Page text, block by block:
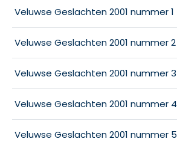
Veluwse Geslachten 2001 nummer 1
Veluwse Geslachten 2001 nummer 2
Veluwse Geslachten 2001 nummer 3
Veluwse Geslachten 2001 nummer 4
Veluwse Geslachten 2001 nummer 5